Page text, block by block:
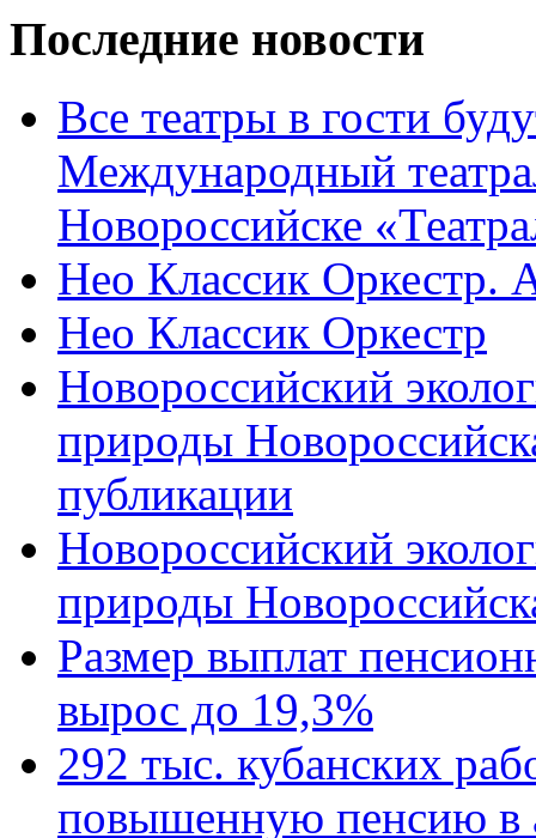
Последние новости
Все театры в гости
Международный
Новороссийске
Нео Классик Оркестр.
Нео Классик Оркестр
Новороссийский
природы
публикации
Новороссийский
природы
Размер выплат
вырос до 19,3%
292 тыс. кубанских
повышенную пенсию в